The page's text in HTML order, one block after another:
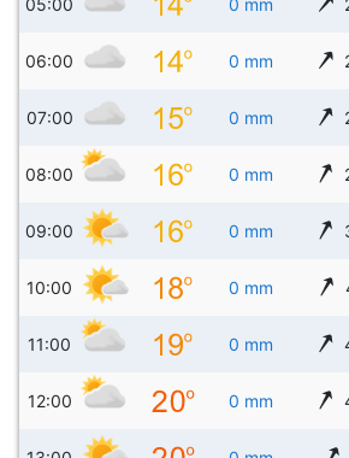
06:00 0 mm
07:00 0 mm
08:00 0 mm
09:00 0 mm
10:00 0 mm
11:00 0 mm
12:00 0 mm